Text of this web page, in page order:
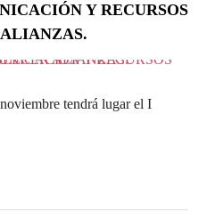
Y RECURSOS
tendrá lugar el I